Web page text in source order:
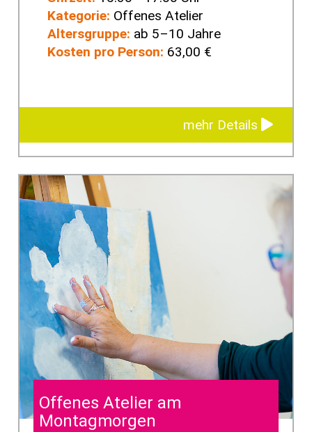
Kategorie: Offenes Atelier
Altersgruppe: ab 5–10 Jahre
Kosten pro Person: 63,00 €
mehr Details
Offenes Atelier am
Montagmorgen